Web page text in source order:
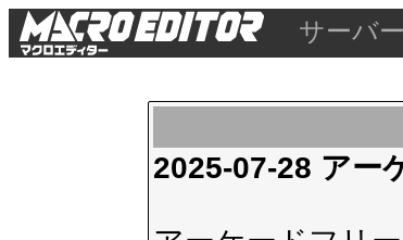
サーバ
2025-07-28 アー